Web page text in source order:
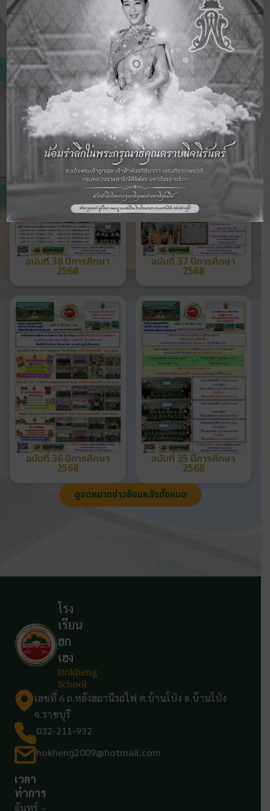
ดูจดหมายข่าวฉบับอื่นๆ
ฉบับที่ 38 ปีการศึกษา
2568
ฉบับที่ 37 ปีการศึกษา
2568
ฉบับที่ 36 ปีการศึกษา
2568
ฉบับที่ 35 ปีการศึกษา
2568
ดูจดหมายข่าวย้อนหลังทั้งหมด
โรง
เรียน
ฮก
เฮง
Hokheng
School
เลขที่ 6 ถ.หลังสถานีรถไฟ ต.บ้านโป่ง อ.บ้านโป่ง
จ.ราชบุรี
032-211-932
hokheng2009@hotmail.com
เวลา
ทำการ
จันทร์ –